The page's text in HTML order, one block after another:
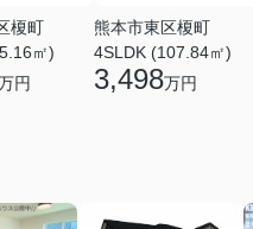
榎町
㎡)
円
熊本市東区榎町
4SLDK (107.84㎡)
3,498万円